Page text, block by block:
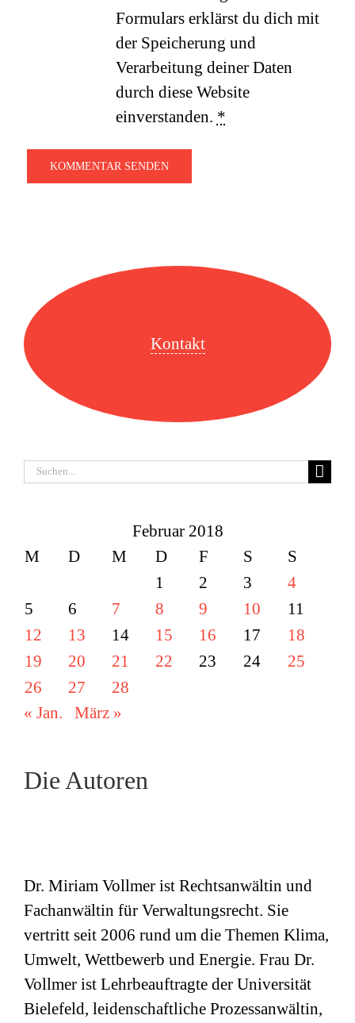
Formulars erklärst du dich mit
der Speicherung und
Verarbeitung deiner Daten
durch diese Website
einverstanden. *
Kontakt
Suche
Februar 2018
M
D M D F S
S
1
2 3
4
5
6 7 8 9 10
11
12
13 14 15 16 17
18
19
20 21 22 23 24
25
26
27
28
« Jan.
März »
Die Autoren
Dr. Miriam Vollmer ist Rechtsanwältin und
Fachanwältin für Verwaltungsrecht. Sie
vertritt seit 2006 rund um die Themen Klima,
Umwelt, Wettbewerb und Energie. Frau Dr.
Vollmer ist Lehrbeauftragte der Universität
Bielefeld, leidenschaftliche Prozessanwältin,